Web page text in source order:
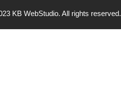
KB WebStudio. All rights reserved.